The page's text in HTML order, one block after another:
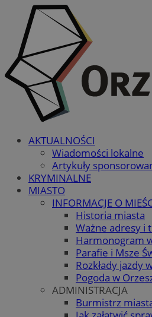
AKTUALNOŚCI
Wiadomości lokalne
Artykuły
KRYMINALNE
MIASTO
INFORMACJE O
Historia miasta
Ważne adresy i
Harmonogram
Parafie i Msze
Rozkłady jazdy
Pogoda w
ADMINISTRACJA
Burmistrz